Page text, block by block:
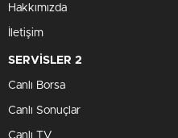
Hakkımızda
İletişim
SERVİSLER 2
Canlı Borsa
Canlı Sonuçlar
Canlı TV